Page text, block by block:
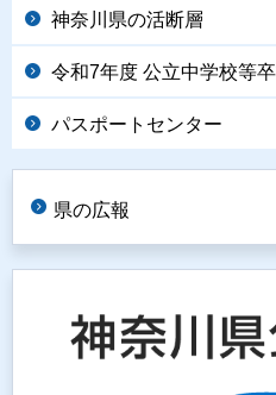
神奈川県の活断層
令和7年度 公立中学校等
パスポートセンター
県の広報